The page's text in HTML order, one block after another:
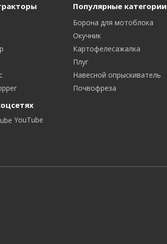
Популярные категории
Борона для мотоблока
Окучник
Картофелесажалка
Плуг
Навесной опрыскиватель
Почвофреза
YouTube